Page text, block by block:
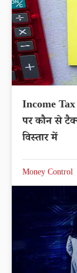
Income
पर कौन से
विस्तार में
Money Control